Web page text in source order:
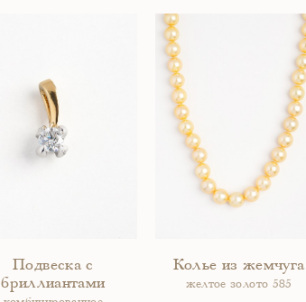
Подвеска с
бриллиантами
Колье из жемчуга
желтое золото 585